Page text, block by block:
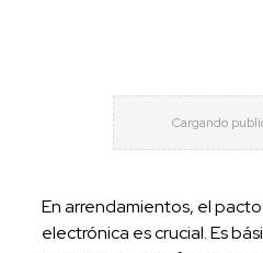
En arrendamientos, el
electrónica es crucial. Es